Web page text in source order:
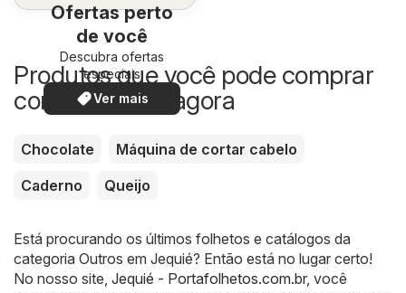
Ofertas perto
de você
Descubra ofertas
especiais
Ver mais
Produtos que você pode comprar
com desconto agora
Chocolate
Máquina de cortar cabelo
Caderno
Queijo
Está procurando os últimos folhetos e catálogos da
categoria Outros em Jequié? Então está no lugar certo!
No nosso site, Jequié - Portafolhetos.com.br, você